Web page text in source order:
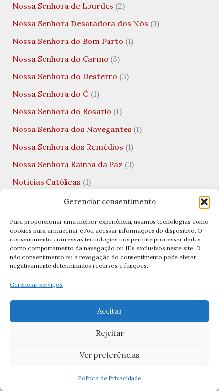
Gerenciar consentimento
Para proporcionar uma melhor experiência, usamos tecnologias como
cookies para armazenar e/ou acessar informações do dispositivo. O
consentimento com essas tecnologias nos permite processar dados
como comportamento da navegação ou IDs exclusivos neste site. O
não consentimento ou a revogação do consentimento pode afetar
negativamente determinados recursos e funções.
Gerenciar serviços
Aceitar
Rejeitar
Ver preferências
Política de Privacidade
Nossa Senhora de Lourdes (2)
Nossa Senhora Desatadora dos Nós (3)
Nossa Senhora do Bom Parto (1)
Nossa Senhora do Carmo (3)
Nossa Senhora do Desterro (3)
Nossa Senhora do Ó (1)
Nossa Senhora do Rosário (1)
Nossa Senhora dos Navegantes (1)
Nossa Senhora dos Remédios (1)
Nossa Senhora Rainha da Paz (3)
Notícias Católicas (1)
Oração(20)
Oração à Nossa Senhora da Saúde(1)
Oração a Nossa Senhora das Graças
Oração a São José
Oração Católica(3)
Oração da Medalha de São Bento(1)
(2)